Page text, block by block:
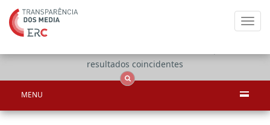
resultados coincidentes
MENU